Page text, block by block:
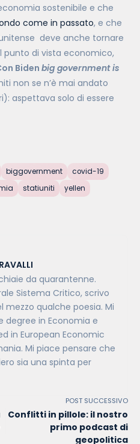
sostenibile e che
come in passato, e che
deve anche tornare
punto di vista economico,
Biden big government is
non se n’è mai andato
aspettava solo di essere
biggovernment
covid-19
statiuniti yellen
da quarantenne.
Sistema Critico, scrivo
mezzo qualche poesia. Mi
degree in Economia e
in European Economic
Mi piace pensare che
sia una spinta per
POST SUCCESSIVO
Conflitti in pillole: il nostro
primo podcast di
geopolitica